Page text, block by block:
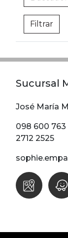
Sucursal
José María
098 600 763
2712 2525